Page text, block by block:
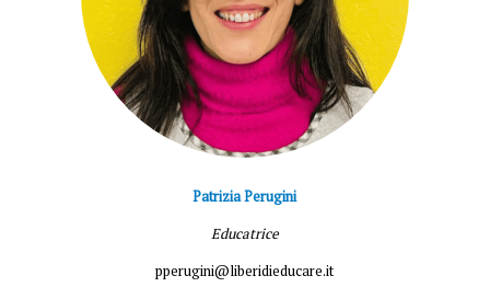
Patrizia Perugini
Educatrice
pperugini@liberidieducare.it